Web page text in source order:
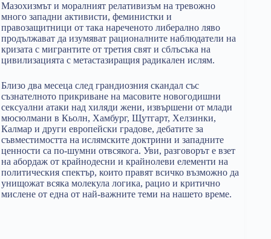
Mазохизмът и моралният релативизъм на тревожно
много западни активисти, феминистки и
правозащитници от така нареченото либерално ляво
продължават да изумяват рационалните наблюдатели на
кризата с мигрантите от третия свят и сблъсъка на
цивилизацията с метастазиращия радикален ислям.
Близо два месеца след грандиозния скандал със
съзнателното прикриване на масовите новогодишни
сексуални атаки над хиляди жени, извършени от млади
мюсюлмани в Кьолн, Хамбург, Щутгарт, Хелзинки,
Калмар и други европейски градове, дебатите за
съвместимостта на ислямските доктрини и западните
ценности са по-шумни отвсякога. Уви, разговорът е взет
на абордаж от крайнодесни и крайнолеви елементи на
политическия спектър, които правят всичко възможно да
унищожат всяка молекула логика, рацио и критично
мислене от една от най-важните теми на нашето време.